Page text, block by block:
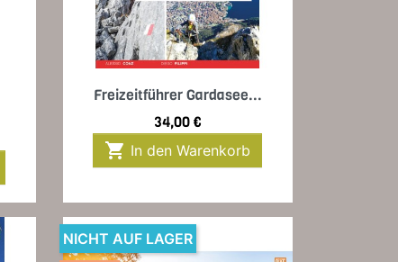
Vorschau
Freizeitführer Gardasee...
Preis
34,00 €
 In den Warenkorb
NICHT AUF LAGER